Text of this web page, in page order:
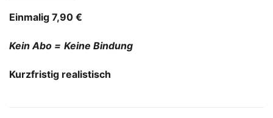
Einmalig 7,90 €
Kein Abo = Keine Bindung
Kurzfristig realistisch